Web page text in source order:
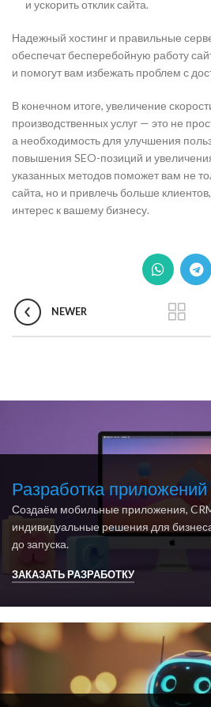
и ускорить отклик сайта.
Надежный хостинг и правильные
обеспечат бесперебойную работу
и помогут вам избежать проблем с
В конечном итоге, увеличение
производственных услуг — это не
а необходимость для улучшения
повышения SEO-позиций и
указанных методов поможет вам не
сайта, но и привлечь больше
интерес к вашему бизнесу.
NEWER
Разработка
Создаём мобильные приложения,
индивидуальные решения для
до запуска.
ЗАКАЗАТЬ РАЗРАБОТКУ